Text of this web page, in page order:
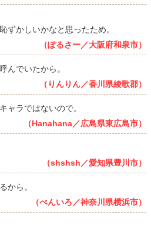
ずかしいかなと思ったため。
（ぽるさー／大阪府和泉市）
んでいたから。
（りんりん／香川県綾歌郡）
ャラではないので。
（Hanahana／広島県東広島市）
（shshsh／愛知県豊川市）
から。
（ぺんいろ／神奈川県横浜市）